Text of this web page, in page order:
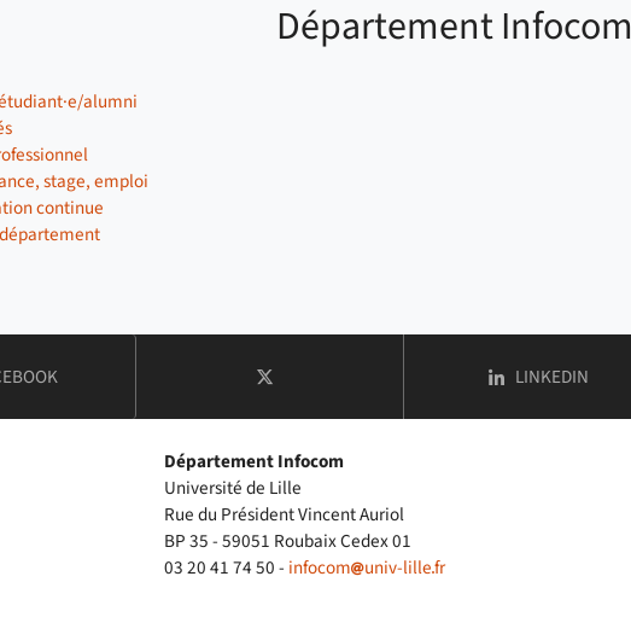
Département Infocom
alumni
stage, emploi
continue
COMPTEX / TWITTER DE DÉPARTEMENT INFOCOM
COMPTE
LINKEDIN
Département Infocom
Université de Lille
Rue du Président Vincent Auriol
BP 35 - 59051 Roubaix Cedex 01
03 20 41 74 50 - infocom univ-lillefr